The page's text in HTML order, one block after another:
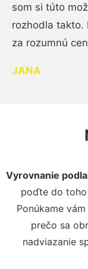
som si túto
rozhodla takto.
za rozumnú
JANA
Vyrovnanie
poďte do toho
Ponúkame
prečo sa
nadviazanie